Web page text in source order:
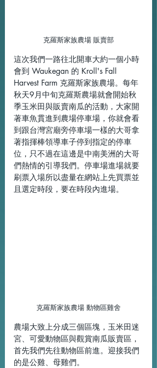
克羅斯家族農場 販賣部
這次我們一路往北開車大約一個小時
會到 Waukegan 的 Kroll's Fall
Harvest Farm 克羅斯家族農場。每年
秋天9月中旬克羅斯農場就會開始秋
季玉米田與販賣南瓜的活動，大家開
著車魚貫進到農場停車場，你就會看
到跟台灣宮廟旁停車場一樣的大哥拿
著指揮棒領導車子停到指定的停車
位，只不過在這邊是中南美洲的大哥
們熱情的引導我們。停車場進場就要
刷票入場所以盡量在網站上先買票並
且選定時段，要在時段內進場。
克羅斯家族農場 動物區雞舍
農場大致上分成三個區塊，玉米田迷
宮、可愛動物區與觀賞南瓜販賣區，
首先我們先往動物區前進。迎接我們
的是公雞、母雞們。